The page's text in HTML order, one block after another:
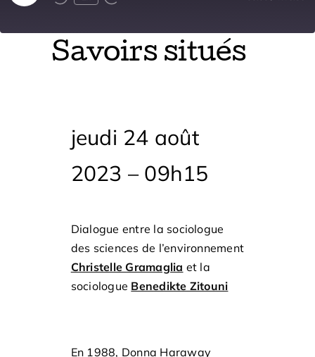
Episode
Savoirs situés
jeudi 24 août
2023 – 09h15
Dialogue entre la sociologue
des sciences de l’environnement
Christelle Gramaglia et la
sociologue Benedikte Zitouni
En 1988, Donna Haraway